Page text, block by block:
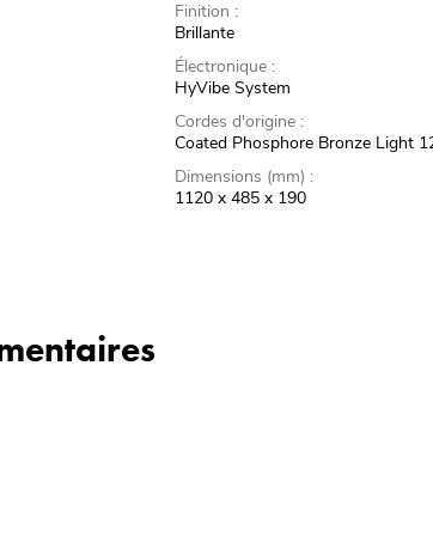
Finition :
Brillante
Électronique :
HyVibe System
Cordes d'origine :
Coated Phosphore Bronze Light
Dimensions (mm) :
1120 x 485 x 190